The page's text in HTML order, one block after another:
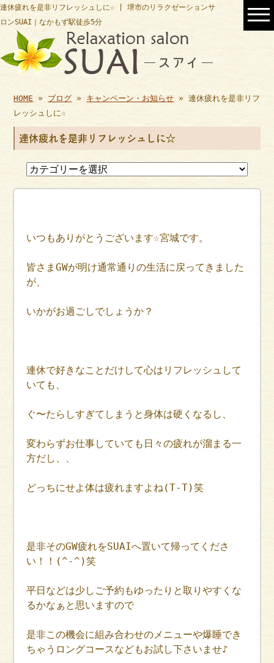
連休疲れを是非リフレッシュしに☆ | 堺市のリラクゼーションサ
ロンSUAI｜なかもず駅徒歩5分
HOME » ブログ » キャンペーン・お知らせ » 連休疲れを是非リフ
レッシュしに☆
連休疲れを是非リフレッシュしに☆
いつもありがとうございます☆宮城です。
皆さまGWが明け通常通りの生活に戻ってきました
が、
いかがお過ごしでしょうか？
連休で好きなことだけして心はリフレッシュして
いても、
ぐ〜たらしすぎてしまうと身体は硬くなるし、
変わらずお仕事していても日々の疲れが溜まる一
方だし、、
どっちにせよ体は疲れますよね(T-T)笑
是非そのGW疲れをSUAIへ置いて帰ってくださ
い！！(^-^)笑
平日などは少しご予約もゆったりと取りやすくな
るかなぁと思いますので
是非この機会に組み合わせのメニューや爆睡でき
ちゃうロングコースなどもお試し下さいませ♪